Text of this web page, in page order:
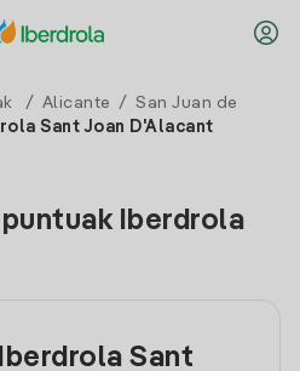
/ Alicante / San Juan de
Sant Joan D'Alacant
Iberdrola
Sant